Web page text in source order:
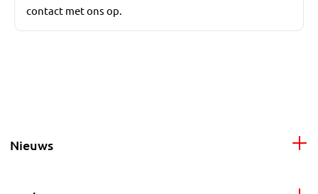
contact met ons op.
Nieuws